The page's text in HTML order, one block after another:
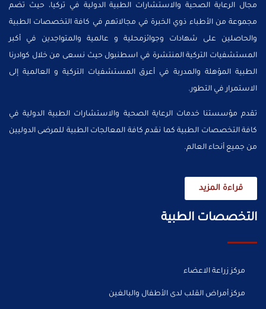
مجال الرعاية الصحية والاستشارات الطبية الدولية في تركيا، حيث تضم
مجموعة من الأطباء ذوي الخبرة في مجالاتهم في كافة التخصصات الطبية
والحاصلين على شهادات وجوائزمحلية و عالمية والمتواجدين في أكبر
المستشفيات التركية المنتشرة في اسطنبول حيث نسعى من خلال كوادرنا
الطبية المؤهلة والمدربة في أعرق المستشفيات التركية و العالمية إلى
الاستمرار في التطور.
تقدم مؤسستنا خدمات الرعاية الصحية والاستشارات الطبية الدولية في
كافة التخصصات الطبية كما نقدم كافة المعالجات الطبية للمرضى الدوليين
من جميع أنحاء العالم.
قراءة المزيد
التخصصات الطبية
مركز زراعة الاعضاء
مركز أمراض القلب لدى الأطفال والبالغين